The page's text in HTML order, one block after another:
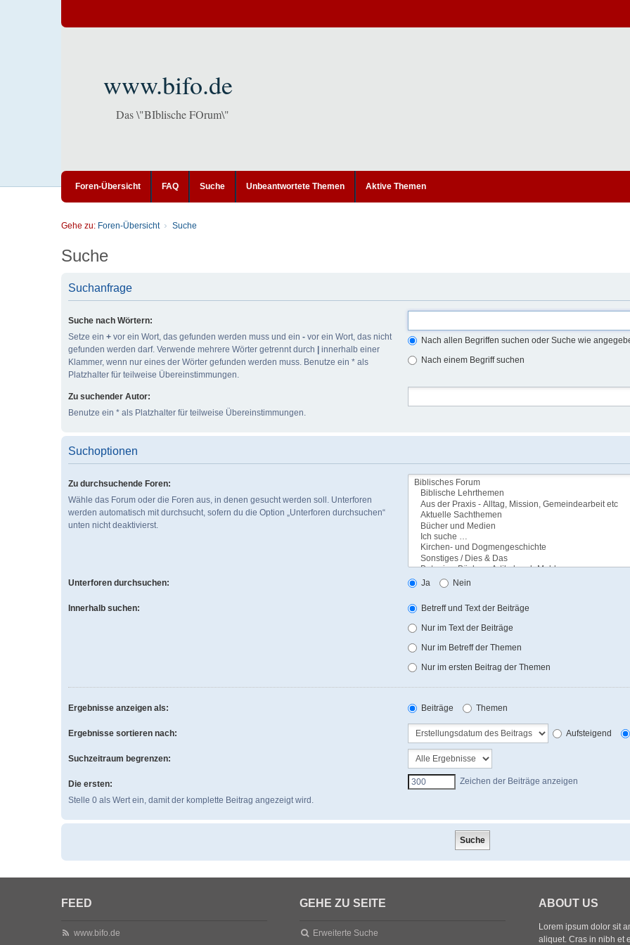
www.bifo.de
Das \"BIblische FOrum\"
Foren-Übersicht FAQ Suche Unbeantwortete Themen Aktive Themen
Gehe zu: Foren-Übersicht Suche
Suche
Suchanfrage
Suche nach Wörtern:
Setze ein + vor ein Wort, das gefunden werden muss und ein - vor ein Wort, das nicht
gefunden werden darf. Verwende mehrere Wörter getrennt durch
innerhalb einer
Klammer, wenn nur eines der Wörter gefunden werden muss. Benutze ein * als
Platzhalter für teilweise Übereinstimmungen.
Nach allen Begriffen suchen oder Suche wie
Nach einem Begriff suchen
Zu suchender Autor:
Benutze ein * als Platzhalter für teilweise Übereinstimmungen.
Suchoptionen
Zu durchsuchende Foren:
Wähle das Forum oder die Foren aus, in denen gesucht werden soll. Unterforen
werden automatisch mit durchsucht, sofern du die Option „Unterforen durchsuchen“
unten nicht deaktivierst.
Unterforen durchsuchen: Ja Nein
Innerhalb suchen:
Betreff und Text der Beiträge
Nur im Text der Beiträge
Nur im Betreff der Themen
Nur im ersten Beitrag der Themen
Ergebnisse anzeigen als: Beiträge Themen
Ergebnisse sortieren nach: Aufsteigend
Suchzeitraum begrenzen:
Die ersten:
Stelle 0 als Wert ein, damit der komplette Beitrag angezeigt wird.
Zeichen der Beiträge anzeigen
FEED
www.bifo.de
GEHE ZU SEITE
Erweiterte Suche
ABOUT US
Lorem ipsum dolor sit
aliquet. Cras in nibh et